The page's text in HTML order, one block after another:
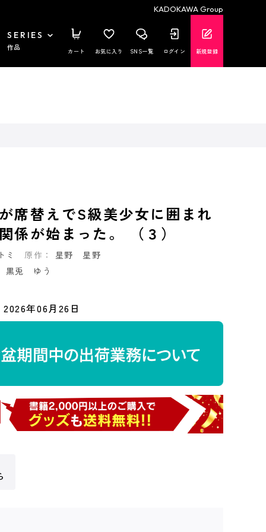
KADOKAWA Group
SERIES
作品 カート お気に入り SNS一覧 ログイン 新規登録
席替えでS級美少女に囲まれ
係が始まった。 （３）
ミ 原作：
星野 星野
黒兎 ゆう
2026年06月26日